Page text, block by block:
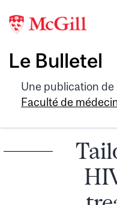
Le Bulletel
Une publication de
Faculté de